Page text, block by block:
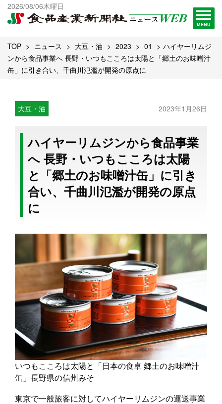
2026/08/06木曜日
MENU
出版物一覧へ
試読・購読申し込み
TOP ニュース 大豆・油 2023 01
ハイヤーリムジ
ンから食品事業へ 長野・いつもこころは太陽と「郷土のお味噌汁
缶」に引き合い、千曲川氾濫が開発の原点に
大豆・油 2023年1月26日
ハイヤーリムジンから食品事業
へ 長野・いつもこころは太陽
と「郷土のお味噌汁缶」に引き
合い、千曲川氾濫が開発の原点
に
いつもこころは太陽と「日本の食卓 郷土のお味噌汁
缶」長野県の信州みそ
東京で一般旅客に対してハイヤーリムジンの運送事業